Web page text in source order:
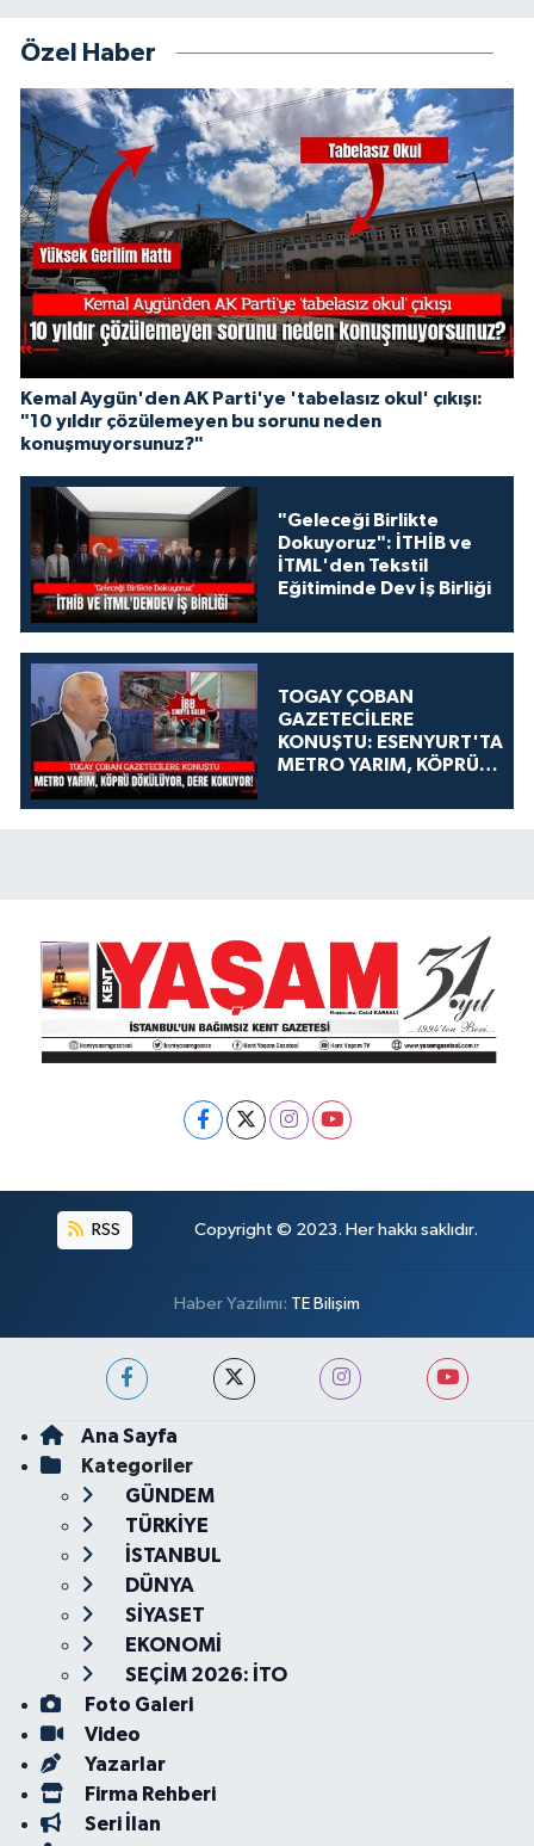
Özel Haber
Kemal Aygün'den AK Parti'ye 'tabelasız okul' çıkışı:
"10 yıldır çözülemeyen bu sorunu neden
konuşmuyorsunuz?"
"Geleceği Birlikte
Dokuyoruz": İTHİB ve
İTML'den Tekstil
Eğitiminde Dev İş Birliği
TOGAY ÇOBAN
GAZETECİLERE
KONUŞTU: ESENYURT'TA
METRO YARIM, KÖPRÜ
KOKUYOR!
RSS Copyright © 2023. Her hakkı saklıdır.
Haber Yazılımı: TE Bilişim
Ana Sayfa
Kategoriler
GÜNDEM
TÜRKİYE
İSTANBUL
DÜNYA
SİYASET
EKONOMİ
SEÇİM 2026: İTO
Foto Galeri
Video
Yazarlar
Firma Rehberi
Seri İlan